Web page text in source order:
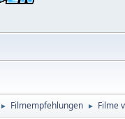
► Filmempfehlungen ► Filme